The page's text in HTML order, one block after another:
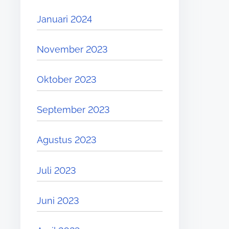
Januari 2024
November 2023
Oktober 2023
September 2023
Agustus 2023
Juli 2023
Juni 2023